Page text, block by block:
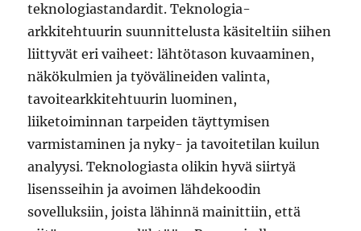
teknologiastandardit. Teknologia-
arkkitehtuurin suunnittelusta käsiteltiin siihen
liittyvät eri vaiheet: lähtötason kuvaaminen,
näkökulmien ja työvälineiden valinta,
tavoitearkkitehtuurin luominen,
liiketoiminnan tarpeiden täyttymisen
varmistaminen ja nyky- ja tavoitetilan kuilun
analyysi. Teknologiasta olikin hyvä siirtyä
lisensseihin ja avoimen lähdekoodin
sovelluksiin, joista lähinnä mainittiin, että